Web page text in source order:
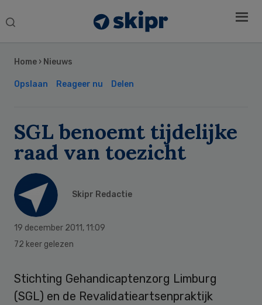
Search
Home › Nieuws
Opslaan Reageer nu Delen
SGL benoemt tijdelijke
raad van toezicht
Skipr Redactie
19 december 2011, 11:09
72 keer gelezen
Stichting Gehandicaptenzorg Limburg
(SGL) en de Revalidatieartsenpraktijk
Sidebar